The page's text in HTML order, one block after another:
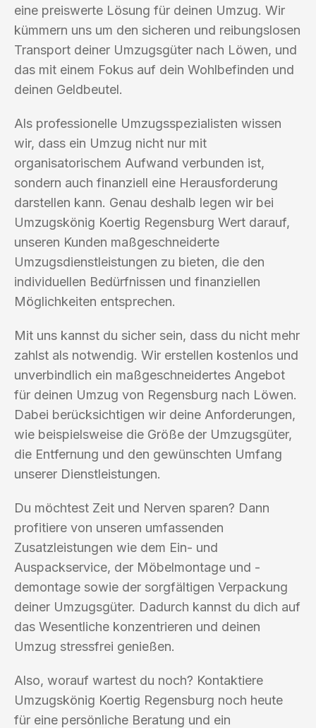
eine preiswerte Lösung für deinen Umzug. Wir
kümmern uns um den sicheren und reibungslosen
Transport deiner Umzugsgüter nach Löwen, und
das mit einem Fokus auf dein Wohlbefinden und
deinen Geldbeutel.
Als professionelle Umzugsspezialisten wissen
wir, dass ein Umzug nicht nur mit
organisatorischem Aufwand verbunden ist,
sondern auch finanziell eine Herausforderung
darstellen kann. Genau deshalb legen wir bei
Umzugskönig Koertig Regensburg Wert darauf,
unseren Kunden maßgeschneiderte
Umzugsdienstleistungen zu bieten, die den
individuellen Bedürfnissen und finanziellen
Möglichkeiten entsprechen.
Mit uns kannst du sicher sein, dass du nicht mehr
zahlst als notwendig. Wir erstellen kostenlos und
unverbindlich ein maßgeschneidertes Angebot
für deinen Umzug von Regensburg nach Löwen.
Dabei berücksichtigen wir deine Anforderungen,
wie beispielsweise die Größe der Umzugsgüter,
die Entfernung und den gewünschten Umfang
unserer Dienstleistungen.
Du möchtest Zeit und Nerven sparen? Dann
profitiere von unseren umfassenden
Zusatzleistungen wie dem Ein- und
Auspackservice, der Möbelmontage und -
demontage sowie der sorgfältigen Verpackung
deiner Umzugsgüter. Dadurch kannst du dich auf
das Wesentliche konzentrieren und deinen
Umzug stressfrei genießen.
Also, worauf wartest du noch? Kontaktiere
Umzugskönig Koertig Regensburg noch heute
für eine persönliche Beratung und ein